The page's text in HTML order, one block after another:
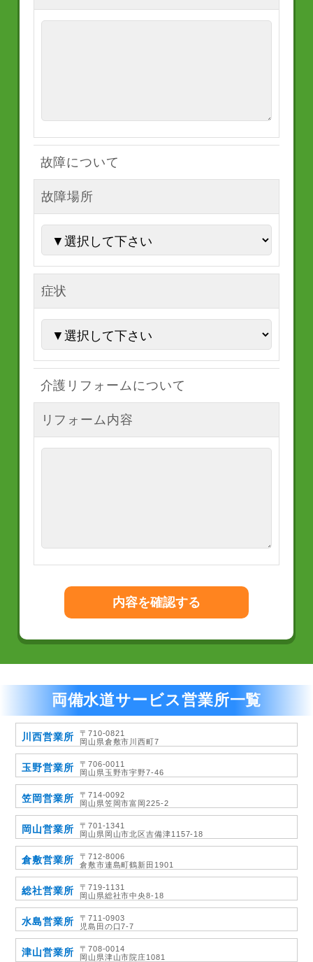
故障について
故障場所
症状
介護リフォームについて
リフォーム内容
両備水道サービス営業所一覧
川西営業所
〒710-0821
岡山県倉敷市川西町7
玉野営業所
〒706-0011
岡山県玉野市宇野7-46
笠岡営業所
〒714-0092
岡山県笠岡市富岡225-2
岡山営業所
〒701-1341
岡山県岡山市北区吉備津1157-18
倉敷営業所
〒712-8006
倉敷市連島町鶴新田1901
総社営業所
〒719-1131
岡山県総社市中央8-18
水島営業所
〒711-0903
児島田の口7-7
津山営業所
〒708-0014
岡山県津山市院庄1081